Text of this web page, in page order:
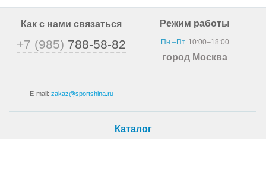
Как с нами связаться
+7 (985) 788-58-82
E-mail: zakaz@sportshina.ru
Режим работы
Пн.–Пт.10:00–18:00
город Москва
Каталог